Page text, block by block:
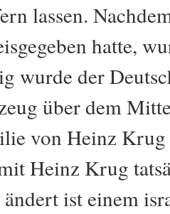
lassen.
hatte,
wurde der
über dem
von Heinz
Heinz Krug
ist einem